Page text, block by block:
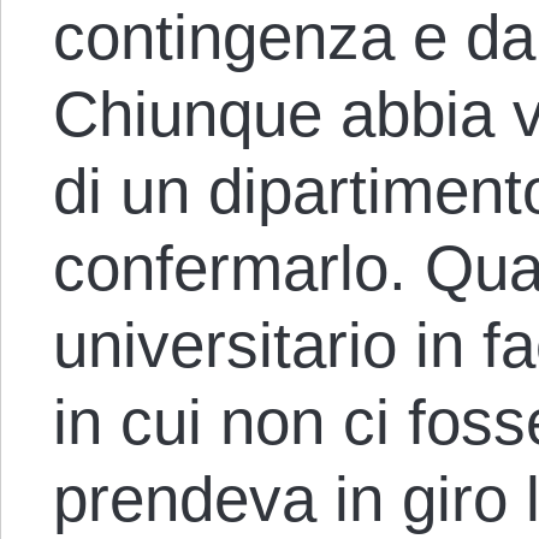
contingenza e
Chiunque abbia
di un
confermarlo.
universitario in
in cui non ci
prendeva in giro